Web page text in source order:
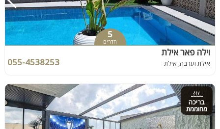
5
חדרים
וילה פאר אילת
אילת וערבה, אילת 055-4538253
בריכה
מחוממת